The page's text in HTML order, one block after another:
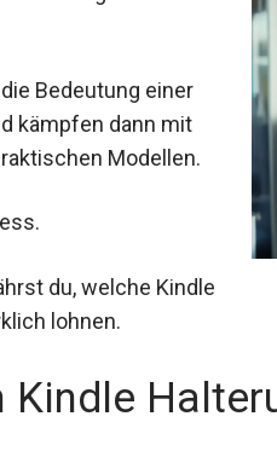
Bedeutung einer
kämpfen dann mit
Modellen.
du, welche Kindle
lohnen.
Kindle